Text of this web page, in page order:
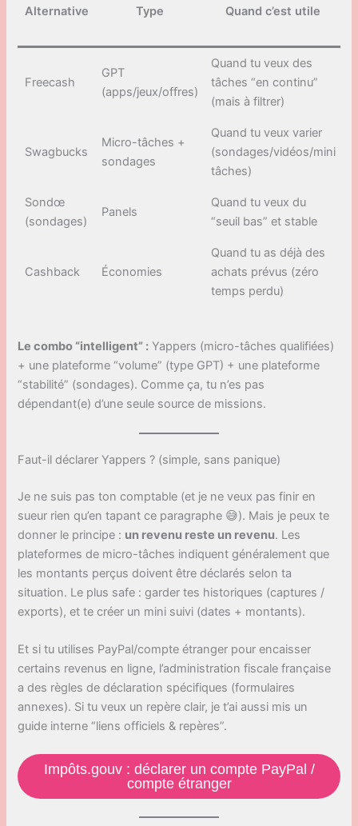
Alternative Type Quand c’est utile
Freecash
GPT
(apps/jeux/offres)
Quand tu veux des
tâches “en continu”
(mais à filtrer)
Swagbucks
Micro-tâches +
sondages
Quand tu veux varier
(sondages/vidéos/mini
tâches)
Sondœ
(sondages)
Panels
Quand tu veux du
“seuil bas” et stable
Cashback Économies
Quand tu as déjà des
achats prévus (zéro
temps perdu)
Le combo “intelligent” : Yappers (micro-tâches qualifiées)
+ une plateforme “volume” (type GPT) + une plateforme
“stabilité” (sondages). Comme ça, tu n’es pas
dépendant(e) d’une seule source de missions.
Faut-il déclarer Yappers ? (simple, sans panique)
Je ne suis pas ton comptable (et je ne veux pas finir en
sueur rien qu’en tapant ce paragraphe 😅). Mais je peux te
donner le principe : un revenu reste un revenu. Les
plateformes de micro-tâches indiquent généralement que
les montants perçus doivent être déclarés selon ta
situation. Le plus safe : garder tes historiques (captures /
exports), et te créer un mini suivi (dates + montants).
Et si tu utilises PayPal/compte étranger pour encaisser
certains revenus en ligne, l’administration fiscale française
a des règles de déclaration spécifiques (formulaires
annexes). Si tu veux un repère clair, je t’ai aussi mis un
guide interne “liens officiels & repères”.
Impôts.gouv : déclarer un compte PayPal /
compte étranger